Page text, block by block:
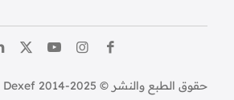
حقوق الطبع والنشر © Dexef 2014-2025